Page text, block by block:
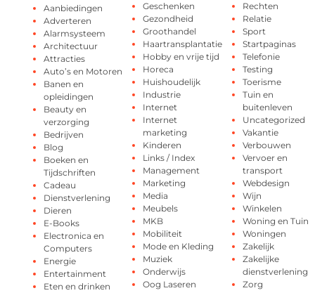
Aanbiedingen
Adverteren
Alarmsysteem
Architectuur
Attracties
Auto’s en Motoren
Banen en
opleidingen
Beauty en
verzorging
Bedrijven
Blog
Boeken en
Tijdschriften
Cadeau
Dienstverlening
Dieren
E-Books
Electronica en
Computers
Energie
Entertainment
Eten en drinken
Geschenken
Gezondheid
Groothandel
Haartransplantatie
Hobby en vrije tijd
Horeca
Huishoudelijk
Industrie
Internet
Internet
marketing
Kinderen
Links / Index
Management
Marketing
Media
Meubels
MKB
Mobiliteit
Mode en Kleding
Muziek
Onderwijs
Oog Laseren
Rechten
Relatie
Sport
Startpaginas
Telefonie
Testing
Toerisme
Tuin en
buitenleven
Uncategorized
Vakantie
Verbouwen
Vervoer en
transport
Webdesign
Wijn
Winkelen
Woning en Tuin
Woningen
Zakelijk
Zakelijke
dienstverlening
Zorg